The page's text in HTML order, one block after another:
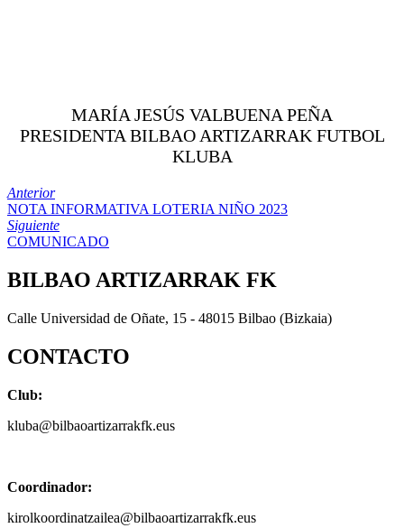
MARÍA JESÚS VALBUENA PEÑA
PRESIDENTA BILBAO ARTIZARRAK FUTBOL
KLUBA
Anterior
NOTA INFORMATIVA LOTERIA NIÑO 2023
Siguiente
COMUNICADO
BILBAO ARTIZARRAK FK
Calle Universidad de Oñate, 15 - 48015 Bilbao (Bizkaia)
CONTACTO
Club:
kluba@bilbaoartizarrakfk.eus
Coordinador:
kirolkoordinatzailea@bilbaoartizarrakfk.eus